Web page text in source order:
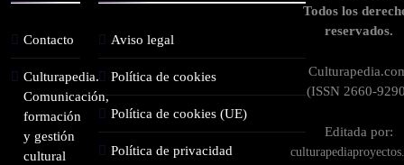
Contacto
Culturapedia.
Comunicación,
formación
y gestión
cultural
Aviso legal
Política de cookies
Política de cookies (UE)
Política de privacidad
Todos los
reservados.
(ISSN 2660-
Editada por: